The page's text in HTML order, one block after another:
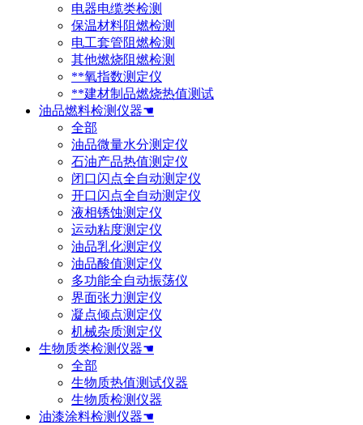
电器电缆类检测
保温材料阻燃检测
电工套管阻燃检测
其他燃烧阻燃检测
**氧指数测定仪
**建材制品燃烧热值测试
油品燃料检测仪器☚
全部
油品微量水分测定仪
石油产品热值测定仪
闭口闪点全自动测定仪
开口闪点全自动测定仪
液相锈蚀测定仪
运动粘度测定仪
油品乳化测定仪
油品酸值测定仪
多功能全自动振荡仪
界面张力测定仪
凝点倾点测定仪
机械杂质测定仪
生物质类检测仪器☚
全部
生物质热值测试仪器
生物质检测仪器
油漆涂料检测仪器☚